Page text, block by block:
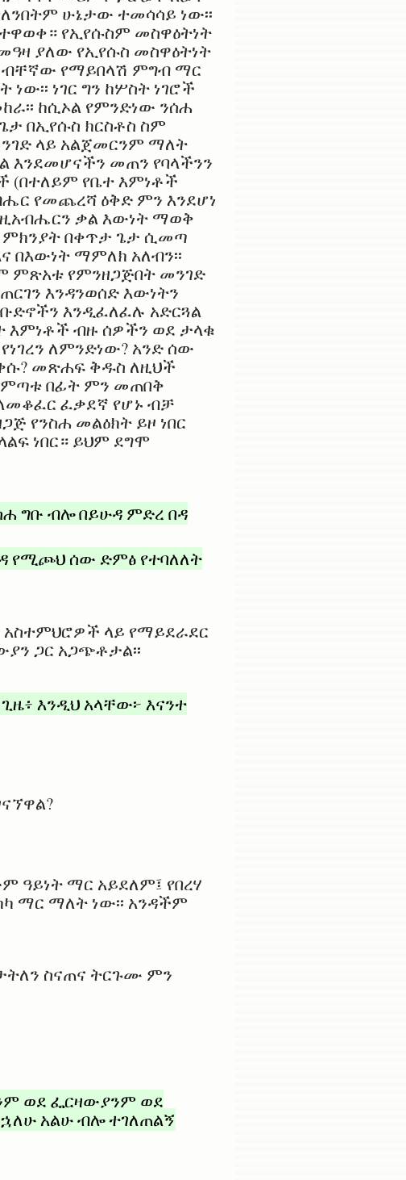
ሁኔታው ተመሳሳይ ነው፡፡
የኢየሱስም መስዋዕትነት
ያለው የኢየሱስ መስዋዕትነት
ብቸኛው የማይበላሽ ምግብ ማር
ነገር ግን ከሦስት ነገሮች
ከሲኦል የምንድነው ንሰሐ
በኢየሱስ ክርስቶስ ስም
ላይ አልጀመርንም ማለት
እንደመሆናችን መጠን የባላችንን
(በተለይም የቤተ እምነቶች
የመጨረሻ ዕቅድ ምን እንደሆነ
ቃል እውነት ማወቅ
ምክንያት በቀጥታ ጌታ ሲመጣ
በእውነት ማምለክ አለብን፡፡
ምጽአቱ የምንዘጋጅበት መንገድ
እንዳንወሰድ እውነትን
እንዲፈለፈሉ አድርጓል
እምነቶች ብዙ ሰዎችን ወደ ታላቁ
ለምንድነው? አንድ ሰው
መጽሐፍ ቅዱስ ለዚህች
በፊት ምን መጠበቅ
ፈቃደኛ የሆኑ ብቻ
የንስሐ መልዕክት ይዞ ነበር
ነበር። ይህም ደግሞ
ግቡ ብሎ በይሁዳ ምድረ በዳ
የሚጮህ ሰው ድምፅ የተባለለት
አስተምህሮዎች ላይ የማይደራደር
ጋር አጋጭቶታል፡፡
እንዲህ አላቸው፦ እናንተ
ማር አይደለም፤ የበረሃ
ማር ማለት ነው፡፡ አንዳችም
ስናጠና ትርጉሙ ምን
ወደ ፌርዛውያንም ወደ
አልሁ ብሎ ተገለጠልኝ